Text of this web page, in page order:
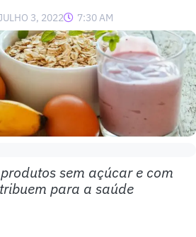
3, 2022 7:30 AM
sem açúcar e com
para a saúde